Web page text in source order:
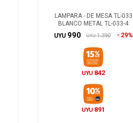
LAMPARA - DE MESA TL-033
BLANCO METAL TL-033-4
UYU 990 UYU 1.390 29%
UYU 842
UYU 891